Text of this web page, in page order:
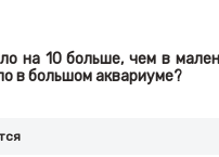
на 10 больше, чем в
в большом аквариуме?